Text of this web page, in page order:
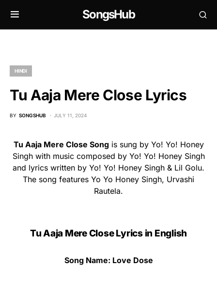
SongsHub
HINDI
Tu Aaja Mere Close Lyrics
BY SONGSHUB JULY 11, 2024
Tu Aaja Mere Close Songis sung by Yo! Yo! Honey
Singh with music composed by Yo! Yo! Honey Singh
and lyrics written by Yo! Yo! Honey Singh & Lil Golu.
The song features Yo Yo Honey Singh, Urvashi
Rautela.
Tu Aaja Mere Close Lyrics in English
Song Name: Love Dose